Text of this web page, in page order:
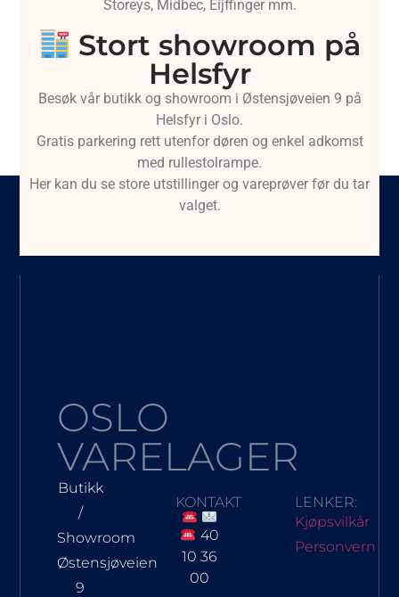
Storeys, Midbec, Eijffinger mm.
Stort showroom på
Helsfyr
Besøk vår butikk og showroom i Østensjøveien 9 på
Helsfyr i Oslo.
Gratis parkering rett utenfor døren og enkel adkomst
med rullestolrampe.
Her kan du se store utstillinger og vareprøver før du tar
valget.
OSLO
VARELAGER
Butikk
/
Showroom
Østensjøveien
9
KONTAKT
40
10 36
00
LENKER:
Kjøpsvilkår
Personvern